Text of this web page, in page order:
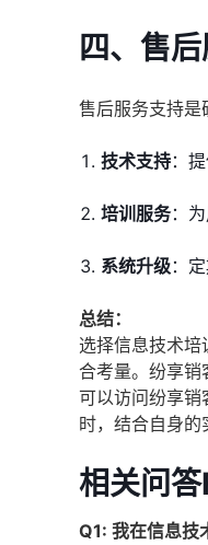
四、售
售后服务支持是
技术支持：
培训服务：
系统升级：
总结：
选择信息技术
合考量。纷享销
可以访问纷享销
时，结合自身的
相关问答
Q1: 我在信息技